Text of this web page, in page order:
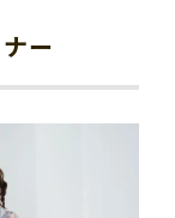
ー